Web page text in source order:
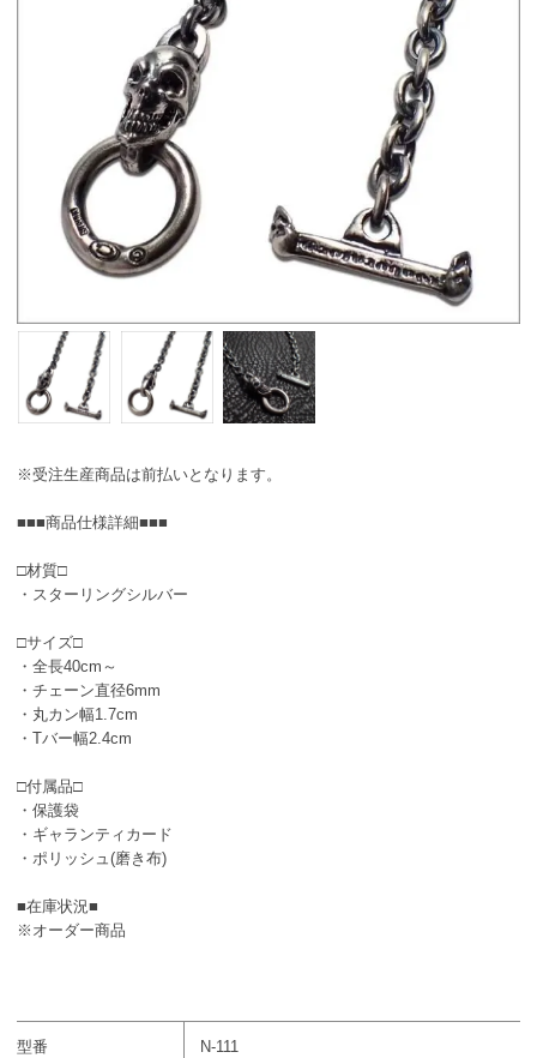
※受注生産商品は前払いとなります。
■■■商品仕様詳細■■■
□材質□
・スターリングシルバー
□サイズ□
・全長40cm～
・チェーン直径6mm
・丸カン幅1.7cm
・Tバー幅2.4cm
□付属品□
・保護袋
・ギャランティカード
・ポリッシュ(磨き布)
■在庫状況■
※オーダー商品
型番 N-111